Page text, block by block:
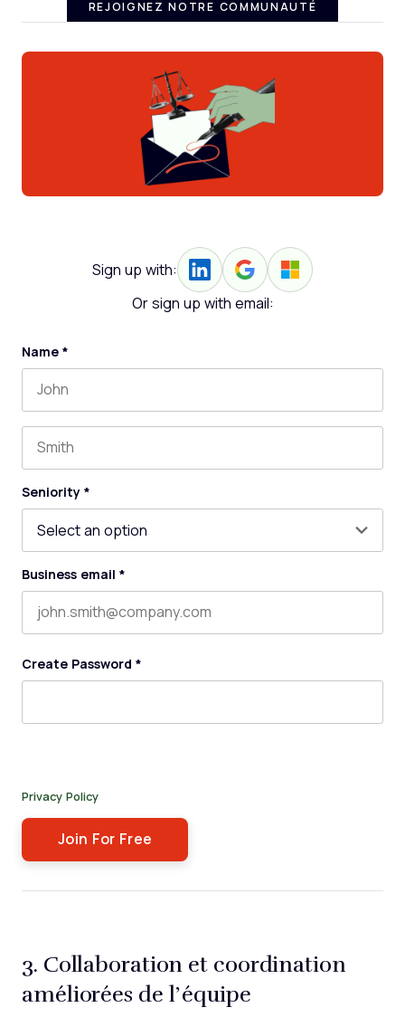
REJOIGNEZ NOTRE COMMUNAUTÉ
Sign up with:
Or sign up with email:
Name *
Seniority *
Business email *
Create Password *
Privacy Policy
3. Collaboration et coordination
améliorées de l’équipe